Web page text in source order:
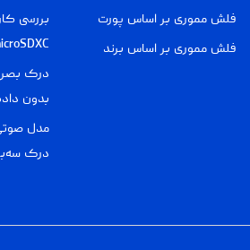
فلش مموری بر اساس پورت
فلش مموری بر اساس برند
درک
بدون
درک